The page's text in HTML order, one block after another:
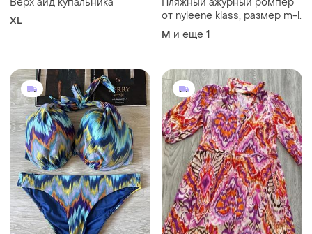
Верх аид купальника
XL
Пляжный ажурный ромпер
от nyleene klass, размер m-l.
M и еще 1